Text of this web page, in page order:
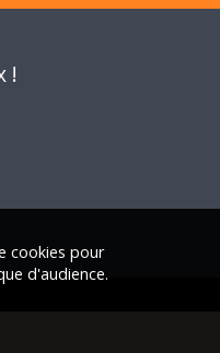
!
légales
cookies pour
d'audience.